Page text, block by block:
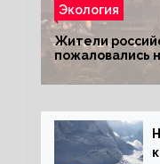
Экология
Жители
пожаловались